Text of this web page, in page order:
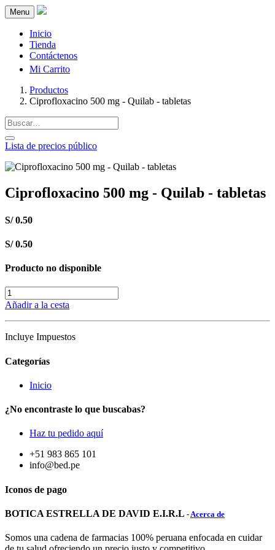
Menu
Inicio
Tienda
Contáctenos
Mi Carrito
Productos
Ciprofloxacino 500 mg - Quilab - tabletas
Lista de precios público
Ciprofloxacino 500 mg - Quilab - tabletas
S/0.50
S/0.50
Producto no disponible
Añadir a la cesta
Incluye Impuestos
Categorías
Inicio
¿No encontraste lo que buscabas?
Haz tu pedido aquí
+51 983 865 101
info@bed.pe
Iconos de pago
BOTICA ESTRELLA DE DAVID E.I.R.L - Acerca de
Somos una cadena de farmacias 100% peruana enfocada en cuidar